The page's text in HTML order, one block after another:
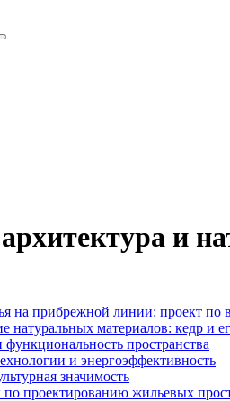
и
на прибрежной линии: проект по
натуральных материалов: кедр и
пространства
и энергоэффективность
значимость
проектированию жильевых